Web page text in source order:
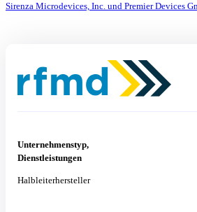
Sirenza Microdevices, Inc. und Premier Devices
Unternehmenstyp,
Dienstleistungen
Halbleiterhersteller